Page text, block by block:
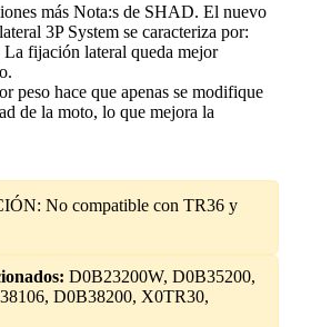
más Nota:s de SHAD. El nuevo
3P System se caracteriza por:
La fijación lateral queda mejor
peso hace que apenas se modifique
de la moto, lo que mejora la
No compatible con TR36 y
D0B23200W, D0B35200,
D0B38200, X0TR30,